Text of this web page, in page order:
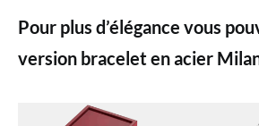
Pour plus d’élégance vous
version bracelet en acier